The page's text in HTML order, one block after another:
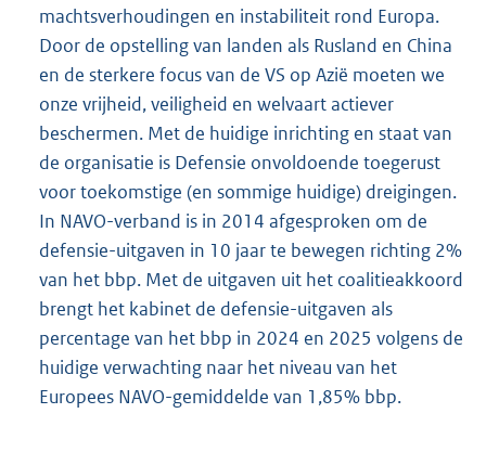
machtsverhoudingen en instabiliteit rond Europa.
Door de opstelling van landen als Rusland en China
en de sterkere focus van de VS op Azië moeten we
onze vrijheid, veiligheid en welvaart actiever
beschermen. Met de huidige inrichting en staat van
de organisatie is Defensie onvoldoende toegerust
voor toekomstige (en sommige huidige) dreigingen.
In NAVO-verband is in 2014 afgesproken om de
defensie-uitgaven in 10 jaar te bewegen richting 2%
van het bbp. Met de uitgaven uit het coalitieakkoord
brengt het kabinet de defensie-uitgaven als
percentage van het bbp in 2024 en 2025 volgens de
huidige verwachting naar het niveau van het
Europees NAVO-gemiddelde van 1,85% bbp.